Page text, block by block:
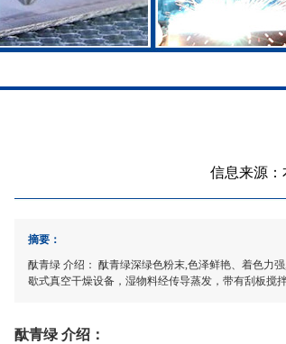
信息来源：
摘要：
酞青绿 介绍： 酞青绿深绿色粉末,色泽鲜艳、着色力
歇式真空干燥设备，湿物料经传导蒸发，带有刮板
酞青绿 介绍：